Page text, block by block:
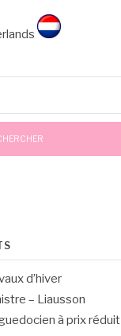
d’hiver
– Liausson
à prix réduit